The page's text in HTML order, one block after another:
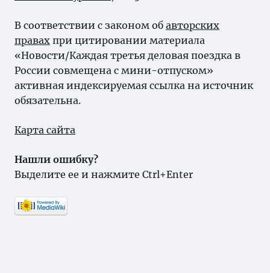
В соответствии с законом об авторских
правах при цитировании материала
«Новости/Каждая третья деловая поездка в
России совмещена с мини-отпуском»
активная индексируемая ссылка на источник
обязательна.
Карта сайта
Нашли ошибку?
Выделите ее и нажмите Ctrl+Enter